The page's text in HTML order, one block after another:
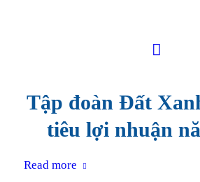
Tập đoàn Đất
tiêu lợi nhuận
Read more